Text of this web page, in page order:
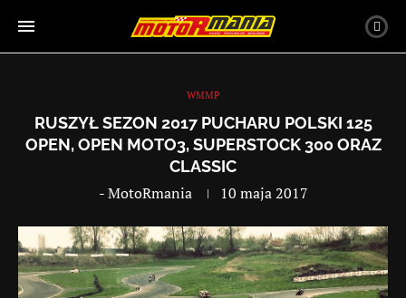
WMMP
RUSZYŁ SEZON 2017 PUCHARU POLSKI 125
OPEN, OPEN MOTO3, SUPERSTOCK 300 ORAZ
CLASSIC
-MotoRmania 10 maja 2017